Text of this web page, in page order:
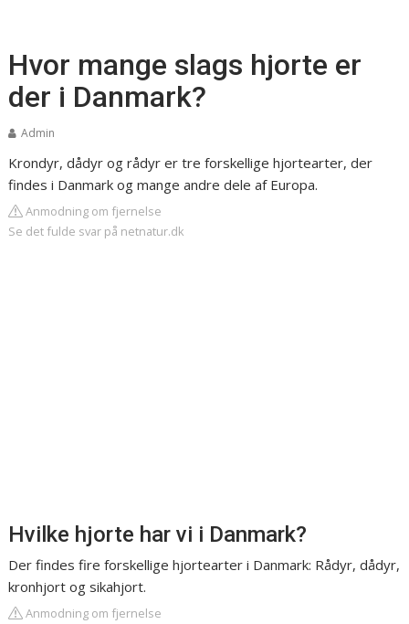
Hvor mange slags hjorte er
der i Danmark?
Admin
Krondyr, dådyr og rådyr er tre forskellige hjortearter, der
findes i Danmark og mange andre dele af Europa.
Anmodning om fjernelse
Se det fulde svar på netnatur.dk
Hvilke hjorte har vi i Danmark?
Der findes fire forskellige hjortearter i Danmark: Rådyr, dådyr,
kronhjort og sikahjort.
Anmodning om fjernelse